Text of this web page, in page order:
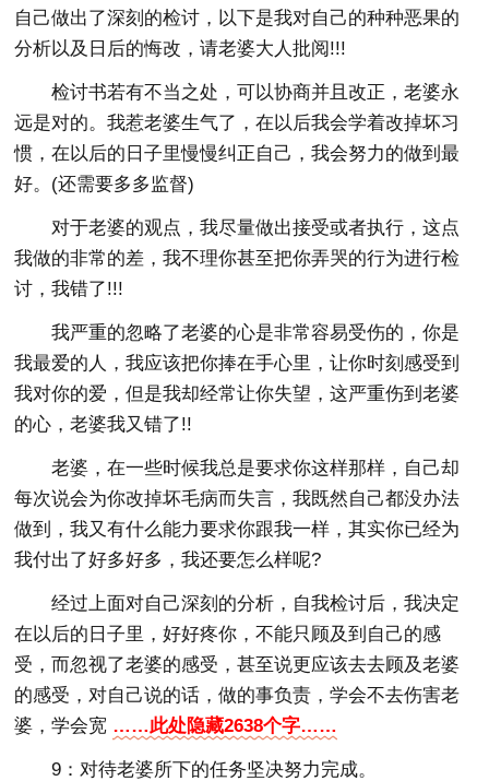
自己做出了深刻的检讨，以下是我对自己的种种恶果的
分析以及日后的悔改，请老婆大人批阅!!!
检讨书若有不当之处，可以协商并且改正，老婆永
远是对的。我惹老婆生气了，在以后我会学着改掉坏习
惯，在以后的日子里慢慢纠正自己，我会努力的做到最
好。(还需要多多监督)
对于老婆的观点，我尽量做出接受或者执行，这点
我做的非常的差，我不理你甚至把你弄哭的行为进行检
讨，我错了!!!
我严重的忽略了老婆的心是非常容易受伤的，你是
我最爱的人，我应该把你捧在手心里，让你时刻感受到
我对你的爱，但是我却经常让你失望，这严重伤到老婆
的心，老婆我又错了!!
老婆，在一些时候我总是要求你这样那样，自己却
每次说会为你改掉坏毛病而失言，我既然自己都没办法
做到，我又有什么能力要求你跟我一样，其实你已经为
我付出了好多好多，我还要怎么样呢?
经过上面对自己深刻的分析，自我检讨后，我决定
在以后的日子里，好好疼你，不能只顾及到自己的感
受，而忽视了老婆的感受，甚至说更应该去去顾及老婆
的感受，对自己说的话，做的事负责，学会不去伤害老
婆，学会宽 ……此处隐藏2638个字……
9：对待老婆所下的任务坚决努力完成。